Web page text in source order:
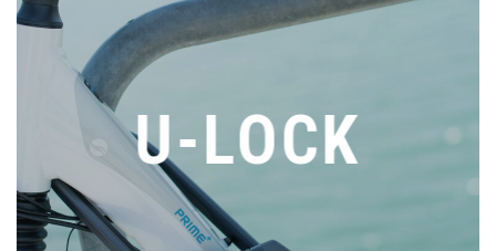
U-LOCK